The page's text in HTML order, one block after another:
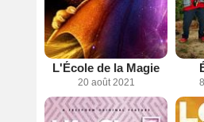
L'École de la Magie
20 août 2021